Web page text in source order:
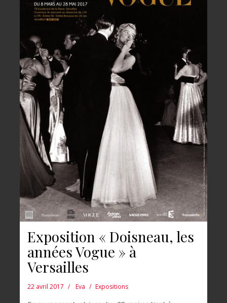
Exposition « Doisneau, les
années Vogue » à
Versailles
22 avril 2017 Eva Expositions